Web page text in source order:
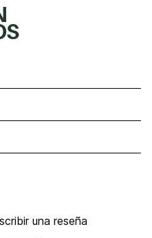
una reseña